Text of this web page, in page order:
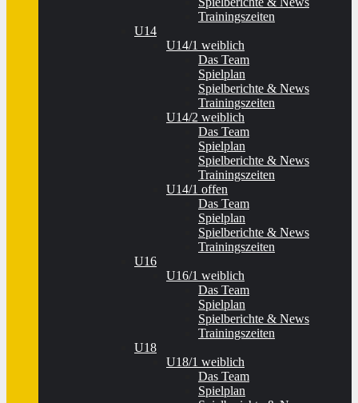
Trainingszeiten
U14
U14/1 weiblich
Das Team
Spielplan
Spielberichte & News
Trainingszeiten
U14/2 weiblich
Das Team
Spielplan
Spielberichte & News
Trainingszeiten
U14/1 offen
Das Team
Spielplan
Spielberichte & News
Trainingszeiten
U16
U16/1 weiblich
Das Team
Spielplan
Spielberichte & News
Trainingszeiten
U18
U18/1 weiblich
Das Team
Spielplan